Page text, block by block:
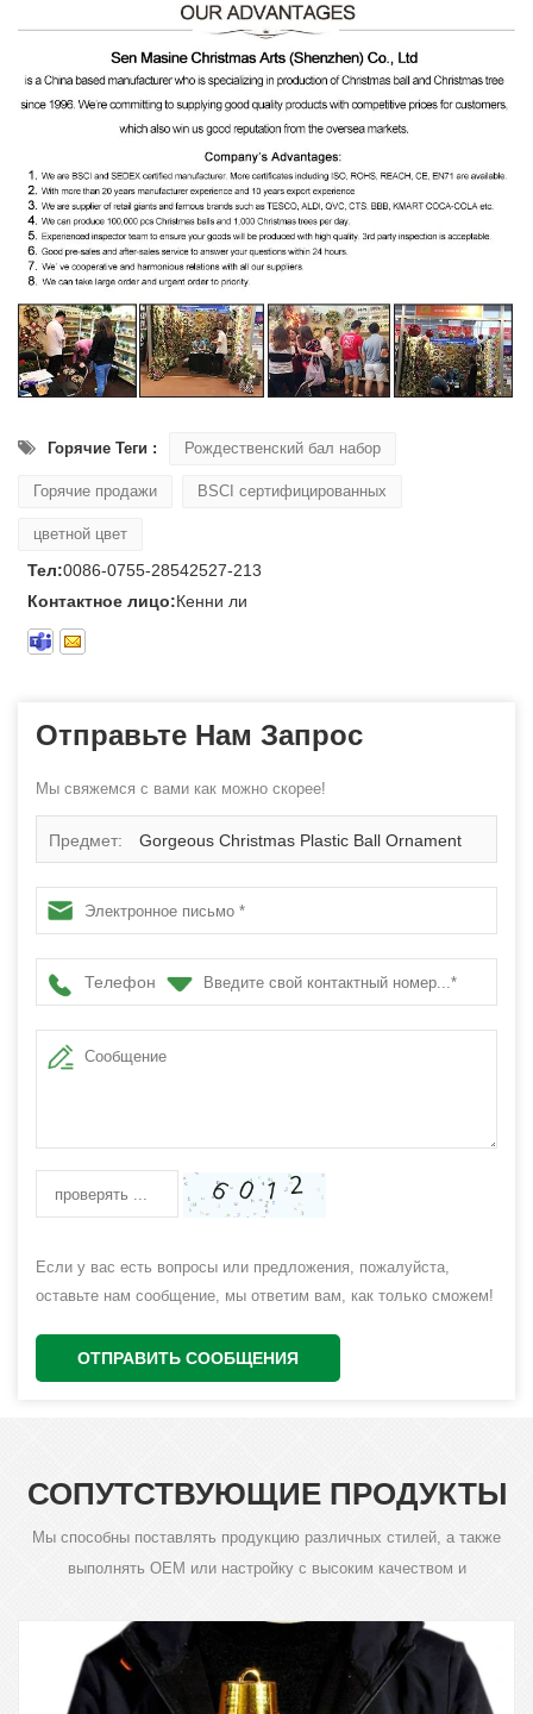
Горячие Теги : Рождественский бал набор
Горячие продажи BSCI сертифицированных
цветной цвет
Тел:0086-0755-28542527-213
Контактное лицо:Кенни ли
Отправьте Нам Запрос
Мы свяжемся с вами как можно скорее!
Предмет: Gorgeous Christmas Plastic Ball Ornament
Set
Телефон
Если у вас есть вопросы или предложения, пожалуйста,
оставьте нам сообщение, мы ответим вам, как только сможем!
ОТПРАВИТЬ СООБЩЕНИЯ
СОПУТСТВУЮЩИЕ ПРОДУКТЫ
Мы способны поставлять продукцию различных стилей, а также
выполнять OEM или настройку с высоким качеством и